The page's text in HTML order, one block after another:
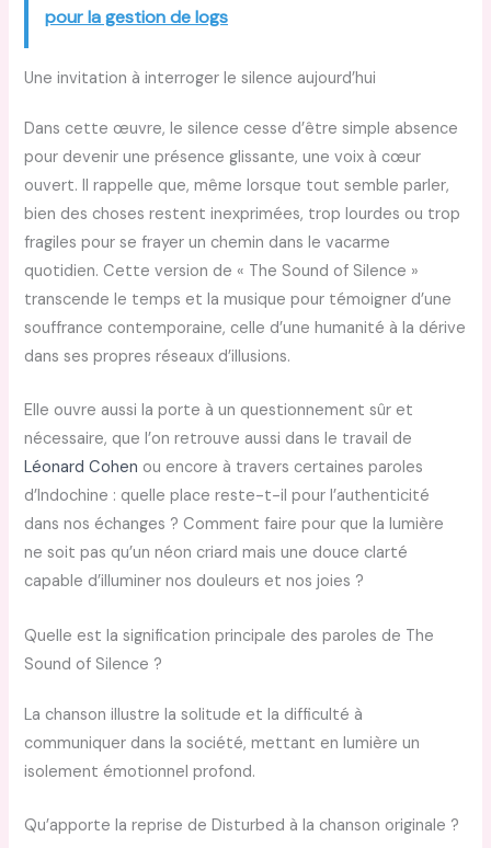
pour la gestion de logs
Une invitation à interroger le silence aujourd’hui
Dans cette œuvre, le silence cesse d’être simple absence
pour devenir une présence glissante, une voix à cœur
ouvert. Il rappelle que, même lorsque tout semble parler,
bien des choses restent inexprimées, trop lourdes ou trop
fragiles pour se frayer un chemin dans le vacarme
quotidien. Cette version de « The Sound of Silence »
transcende le temps et la musique pour témoigner d’une
souffrance contemporaine, celle d’une humanité à la dérive
dans ses propres réseaux d’illusions.
Elle ouvre aussi la porte à un questionnement sûr et
nécessaire, que l’on retrouve aussi dans le travail de
Léonard Cohen ou encore à travers certaines paroles
d’Indochine : quelle place reste-t-il pour l’authenticité
dans nos échanges ? Comment faire pour que la lumière
ne soit pas qu’un néon criard mais une douce clarté
capable d’illuminer nos douleurs et nos joies ?
Quelle est la signification principale des paroles de The
Sound of Silence ?
La chanson illustre la solitude et la difficulté à
communiquer dans la société, mettant en lumière un
isolement émotionnel profond.
Qu’apporte la reprise de Disturbed à la chanson originale ?